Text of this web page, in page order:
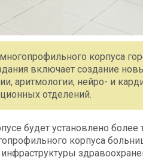
корпуса
включает создание
аритмологии, нейро- и
отделений.
будет установлено более
корпуса